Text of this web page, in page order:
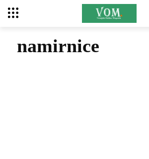
namirnice